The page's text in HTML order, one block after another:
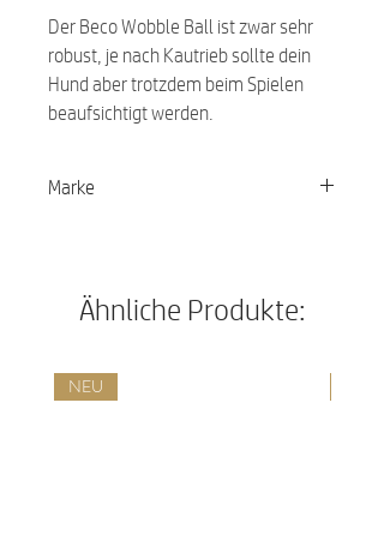
Der Beco Wobble Ball ist zwar sehr
robust, je nach Kautrieb sollte dein
Hund aber trotzdem beim Spielen
beaufsichtigt werden.
Marke
Ähnliche Produkte:
NEU